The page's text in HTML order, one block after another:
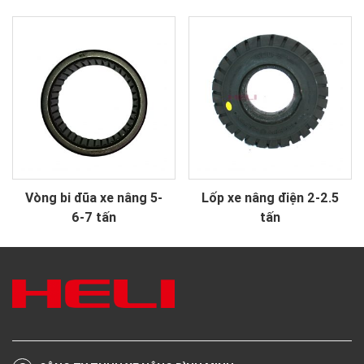
Vòng bi đũa xe nâng 5-
6-7 tấn
Lốp xe nâng điện 2-2.5
tấn